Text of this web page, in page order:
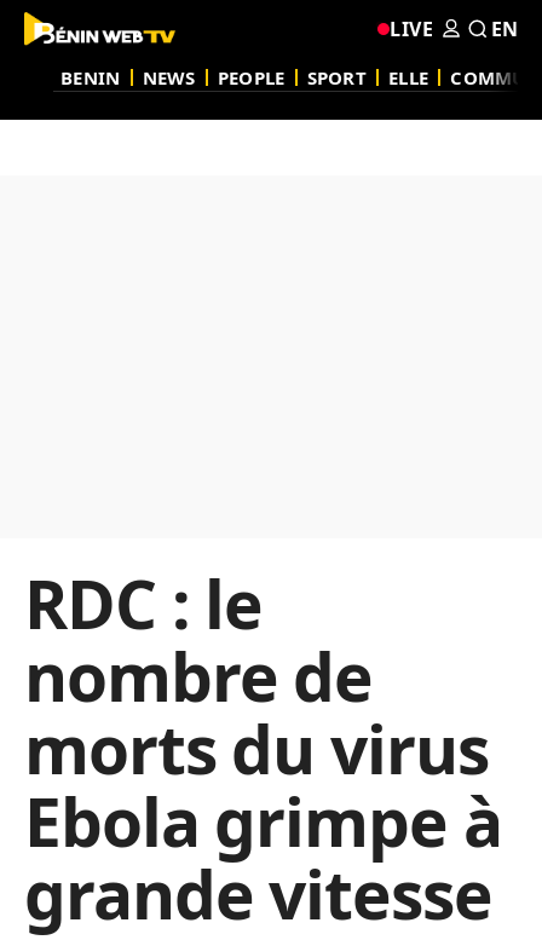
BENIN NEWS PEOPLE SPORT ELLE
LIVE EN
RDC : le
nombre de
morts du virus
Ebola grimpe à
grande vitesse